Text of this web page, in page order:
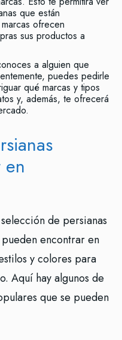
que están
ofrecen
sus productos a
a alguien que
puedes pedirle
qué marcas y tipos
y, además, te ofrecerá
de persianas
encontrar en
y colores para
Aquí hay algunos de
que se pueden